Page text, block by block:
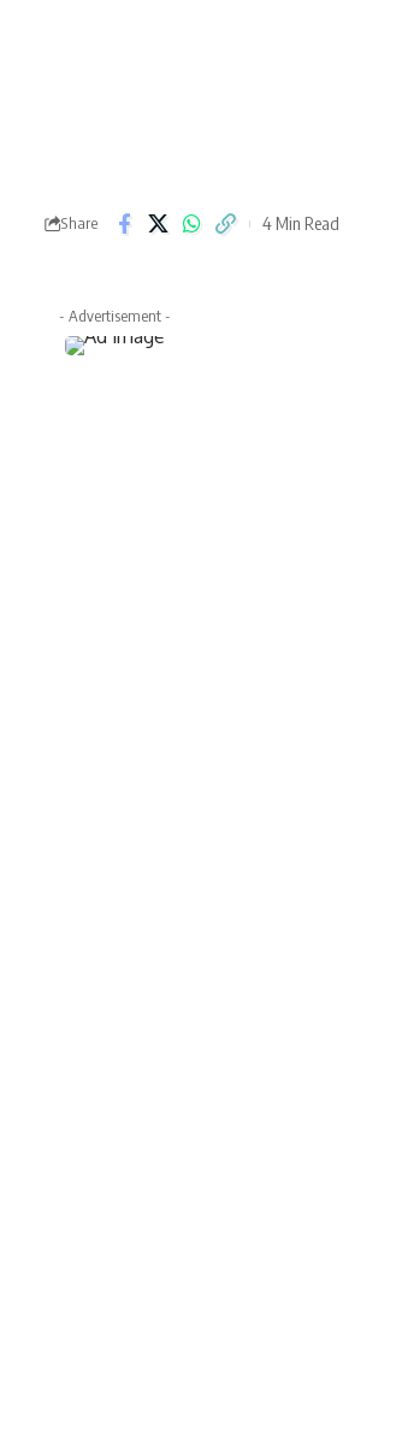
Share 4 Min Read
- Advertisement -